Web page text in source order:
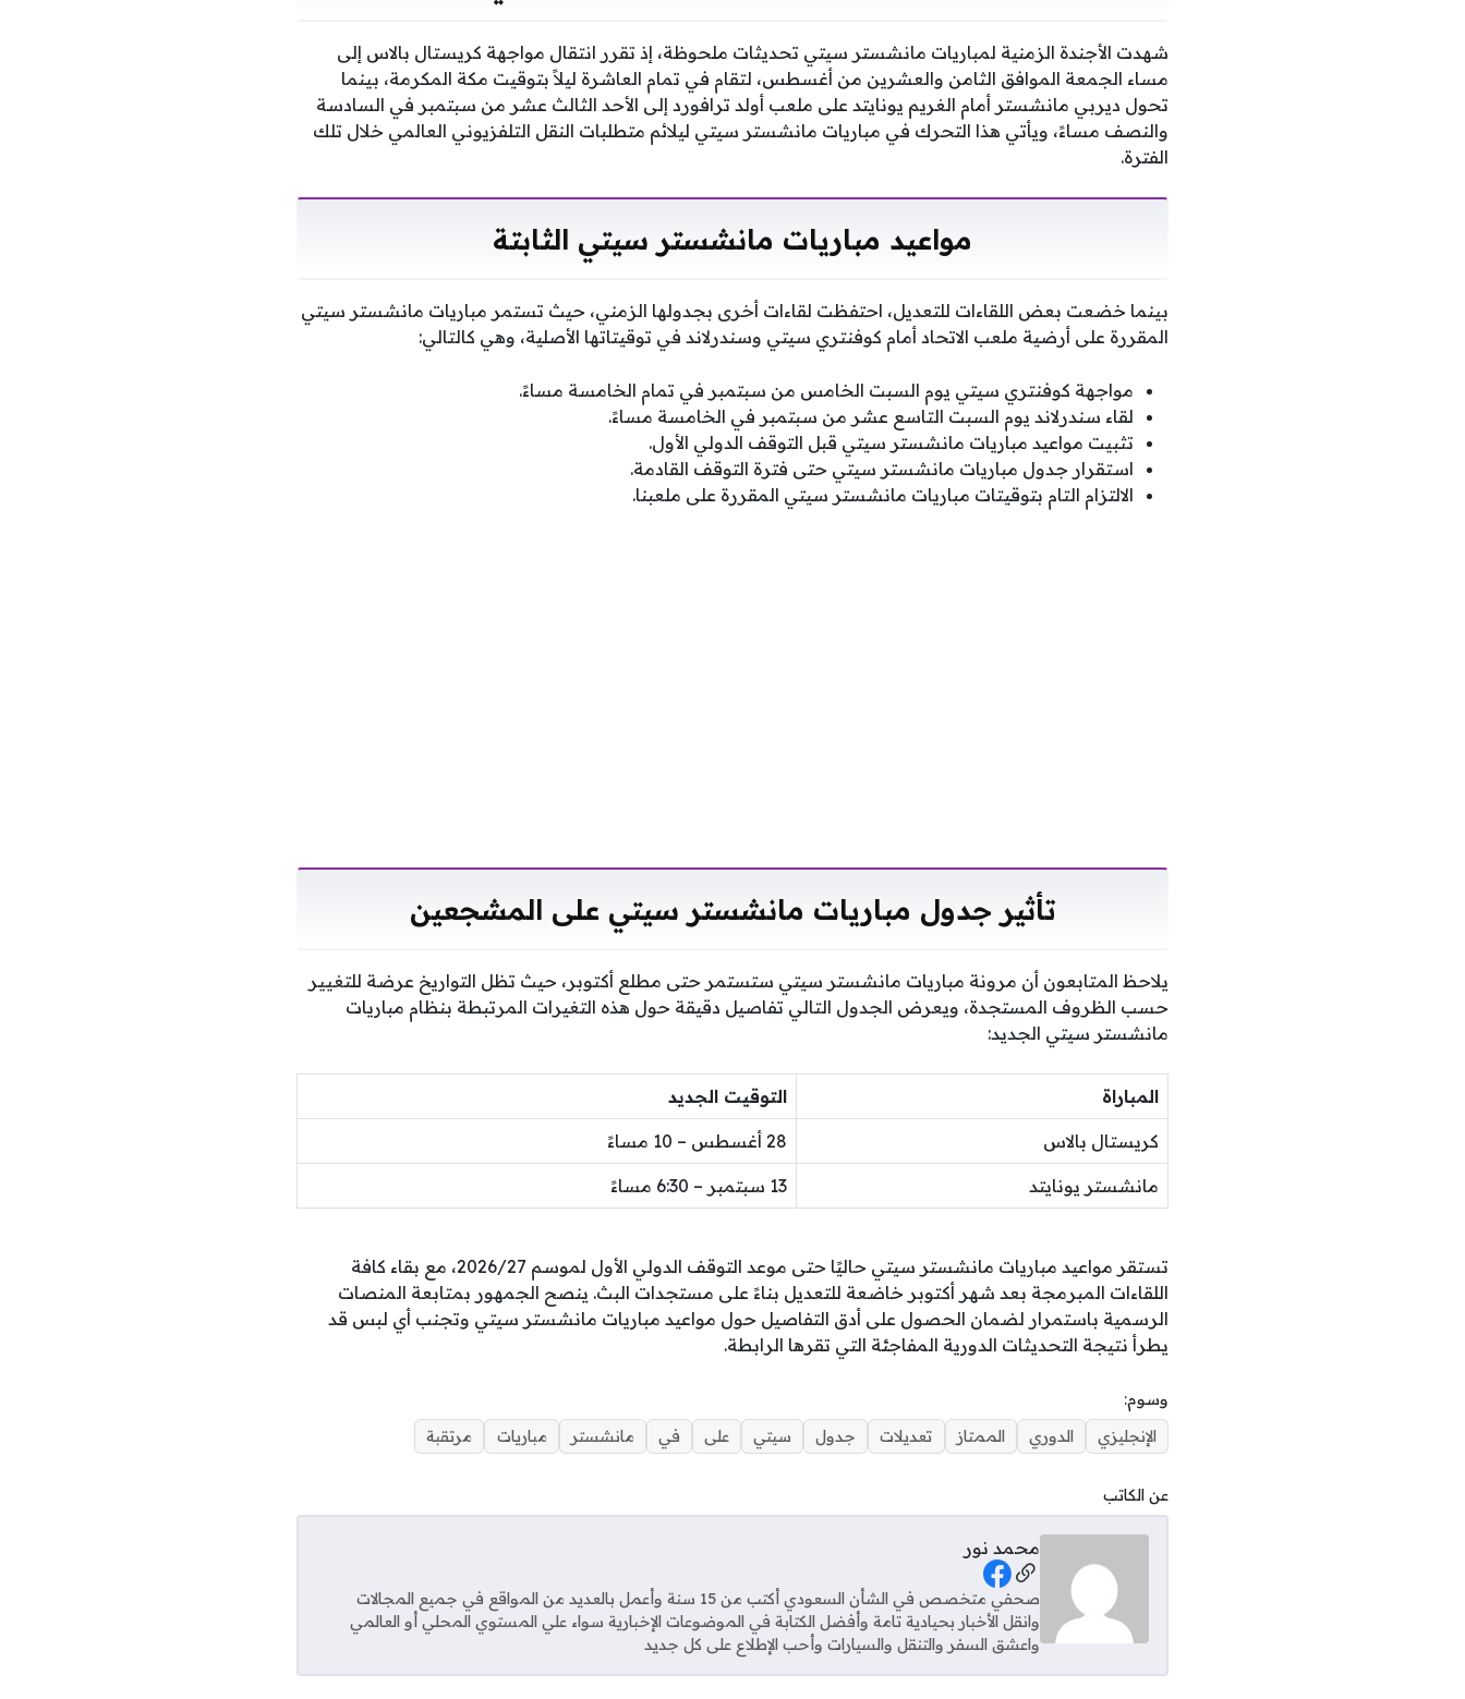
شهدت الأجندة الزمنية لمباريات مانشستر سيتي تحديثات ملحوظة، إذ تقرر انتقال مواجهة كريستال بالاس إلى
مساء الجمعة الموافق الثامن والعشرين من أغسطس، لتقام في تمام العاشرة ليلاً بتوقيت مكة المكرمة، بينما
تحول ديربي مانشستر أمام الغريم يونايتد على ملعب أولد ترافورد إلى الأحد الثالث عشر من سبتمبر في السادسة
والنصف مساءً، ويأتي هذا التحرك في مباريات مانشستر سيتي ليلائم متطلبات النقل التلفزيوني العالمي خلال تلك
الفترة.
مواعيد مباريات مانشستر سيتي الثابتة
بينما خضعت بعض اللقاءات للتعديل، احتفظت لقاءات أخرى بجدولها الزمني، حيث تستمر مباريات مانشستر سيتي
المقررة على أرضية ملعب الاتحاد أمام كوفنتري سيتي وسندرلاند في توقيتاتها الأصلية، وهي كالتالي:
مواجهة كوفنتري سيتي يوم السبت الخامس من سبتمبر في تمام الخامسة مساءً.
لقاء سندرلاند يوم السبت التاسع عشر من سبتمبر في الخامسة مساءً.
تثبيت مواعيد مباريات مانشستر سيتي قبل التوقف الدولي الأول.
استقرار جدول مباريات مانشستر سيتي حتى فترة التوقف القادمة.
الالتزام التام بتوقيتات مباريات مانشستر سيتي المقررة على ملعبنا.
تأثير جدول مباريات مانشستر سيتي على المشجعين
يلاحظ المتابعون أن مرونة مباريات مانشستر سيتي ستستمر حتى مطلع أكتوبر، حيث تظل التواريخ عرضة للتغيير
حسب الظروف المستجدة، ويعرض الجدول التالي تفاصيل دقيقة حول هذه التغيرات المرتبطة بنظام مباريات
مانشستر سيتي الجديد:
المباراة التوقيت الجديد
كريستال بالاس 28 أغسطس – 10 مساءً
مانشستر يونايتد 13 سبتمبر – 6:30 مساءً
تستقر مواعيد مباريات مانشستر سيتي حاليًا حتى موعد التوقف الدولي الأول لموسم 2026/27، مع بقاء كافة
اللقاءات المبرمجة بعد شهر أكتوبر خاضعة للتعديل بناءً على مستجدات البث. ينصح الجمهور بمتابعة المنصات
الرسمية باستمرار لضمان الحصول على أدق التفاصيل حول مواعيد مباريات مانشستر سيتي وتجنب أي لبس قد
يطرأ نتيجة التحديثات الدورية المفاجئة التي تقرها الرابطة.
وسوم:
الإنجليزي
الدوري الممتاز تعديلات جدول سيتي على في مانشستر مباريات مرتقبة
عن الكاتب
محمد نور
Social Links
صحفي متخصص في الشأن السعودي أكتب من 15 سنة وأعمل بالعديد من المواقع في جميع المجالات
وانقل الأخبار بحيادية تامة وأفضل الكتابة في الموضوعات الإخبارية سواء علي المستوي المحلي أو العالمي
واعشق السفر والتنقل والسيارات وأحب الإطلاع على كل جديد